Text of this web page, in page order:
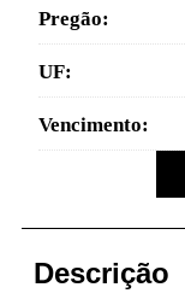
Pregão:
UF:
Vencimento:
Descrição